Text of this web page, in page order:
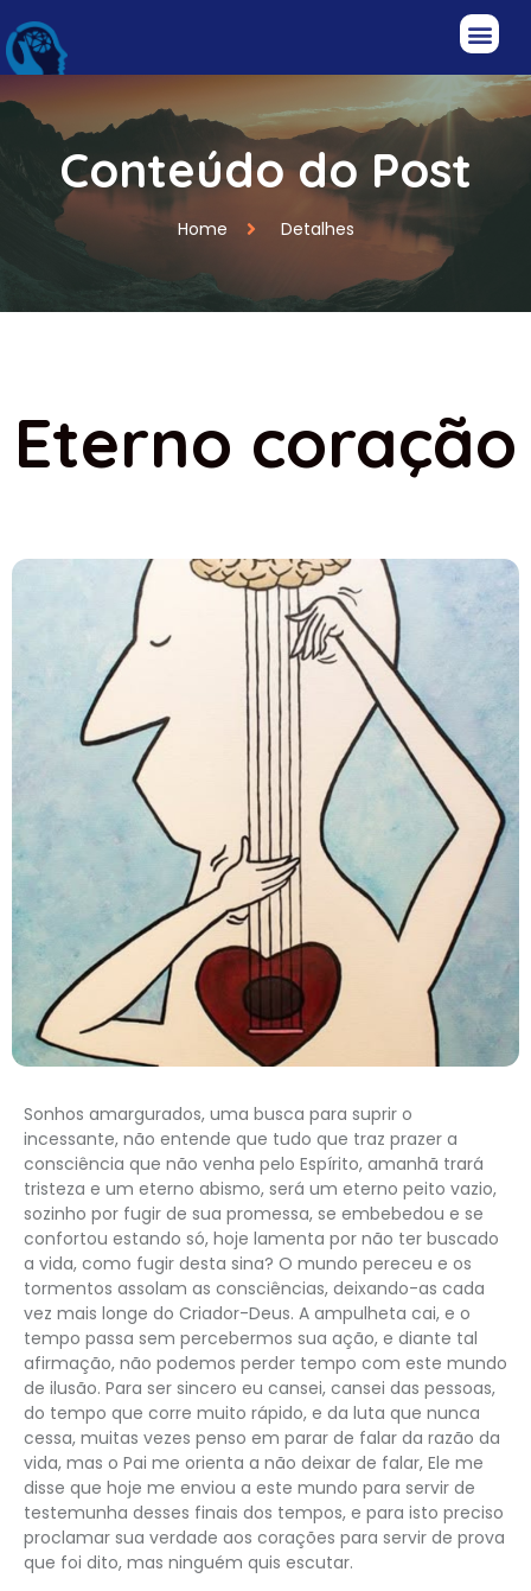
Conteúdo do Post
Home Detalhes
Eterno coração
Sonhos amargurados, uma busca para suprir o
incessante, não entende que tudo que traz prazer a
consciência que não venha pelo Espírito, amanhã trará
tristeza e um eterno abismo, será um eterno peito vazio,
sozinho por fugir de sua promessa, se embebedou e se
confortou estando só, hoje lamenta por não ter buscado
a vida, como fugir desta sina? O mundo pereceu e os
tormentos assolam as consciências, deixando-as cada
vez mais longe do Criador-Deus. A ampulheta cai, e o
tempo passa sem percebermos sua ação, e diante tal
afirmação, não podemos perder tempo com este mundo
de ilusão. Para ser sincero eu cansei, cansei das pessoas,
do tempo que corre muito rápido, e da luta que nunca
cessa, muitas vezes penso em parar de falar da razão da
vida, mas o Pai me orienta a não deixar de falar, Ele me
disse que hoje me enviou a este mundo para servir de
testemunha desses finais dos tempos, e para isto preciso
proclamar sua verdade aos corações para servir de prova
que foi dito, mas ninguém quis escutar.